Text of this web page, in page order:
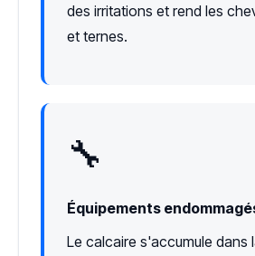
des irritations et rend les
et ternes.
🔧
Équipements
Le calcaire s'accumule dans